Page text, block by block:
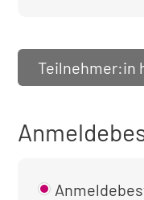
Teilnehmer:in